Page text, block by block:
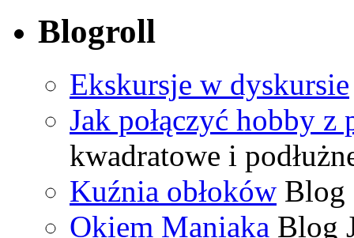
Blogroll
Ekskursje w dyskursie
Jak połączyć hobby z
kwadratowe i
Kuźnia obłoków Blog
Okiem Maniaka Blog